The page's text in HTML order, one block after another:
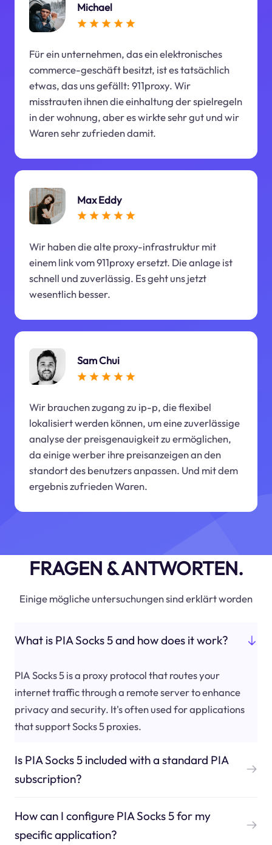
Michael
Für ein unternehmen, das ein elektronisches
commerce-geschäft besitzt, ist es tatsächlich
etwas, das uns gefällt: 911proxy. Wir
misstrauten ihnen die einhaltung der spielregeln
in der wohnung, aber es wirkte sehr gut und wir
Waren sehr zufrieden damit.
Max Eddy
Wir haben die alte proxy-infrastruktur mit
einem link vom 911proxy ersetzt. Die anlage ist
schnell und zuverlässig. Es geht uns jetzt
wesentlich besser.
Sam Chui
Wir brauchen zugang zu ip-p, die flexibel
lokalisiert werden können, um eine zuverlässige
analyse der preisgenauigkeit zu ermöglichen,
da einige werber ihre preisanzeigen an den
standort des benutzers anpassen. Und mit dem
ergebnis zufrieden Waren.
FRAGEN & ANTWORTEN.
Einige mögliche untersuchungen sind erklärt worden
What is PIA Socks 5 and how does it work?
PIA Socks 5 is a proxy protocol that routes your
internet traffic through a remote server to enhance
privacy and security. It's often used for applications
that support Socks 5 proxies.
Is PIA Socks 5 included with a standard PIA
subscription?
How can I configure PIA Socks 5 for my
specific application?